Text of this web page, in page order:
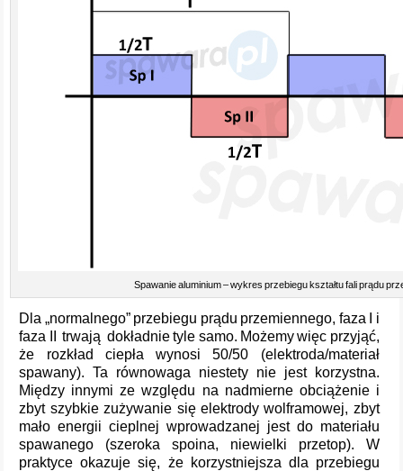
Spawanie aluminium – wykres przebiegu kształtu fali prądu
Dla „normalnego” przebiegu prądu przemiennego, faza I i
faza II trwają dokładnie tyle samo. Możemy więc przyjąć,
że rozkład ciepła wynosi 50/50 (elektroda/materiał
spawany). Ta równowaga niestety nie jest korzystna.
Między innymi ze względu na nadmierne obciążenie i
zbyt szybkie zużywanie się elektrody wolframowej, zbyt
mało energii cieplnej wprowadzanej jest do materiału
spawanego (szeroka spoina, niewielki przetop). W
praktyce okazuje się, że korzystniejsza dla przebiegu